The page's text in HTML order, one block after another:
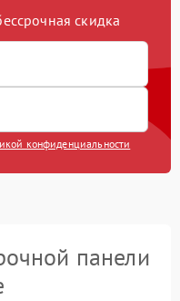
скидка
конфиденциальности
панели